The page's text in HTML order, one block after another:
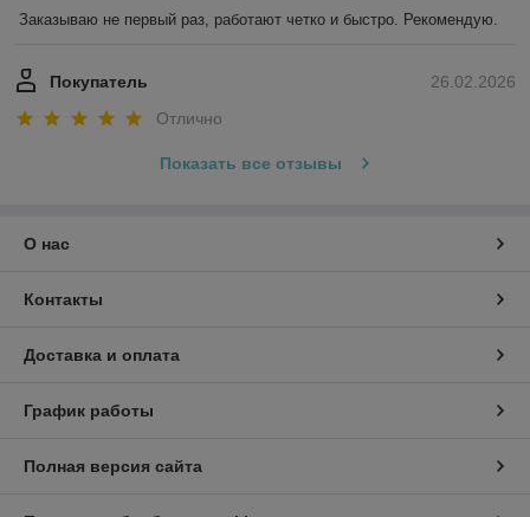
Заказываю не первый раз, работают четко и быстро. Рекомендую.
26.02.2026
Покупатель
Отлично
Показать все отзывы
О нас
Контакты
Доставка и оплата
График работы
Полная версия сайта